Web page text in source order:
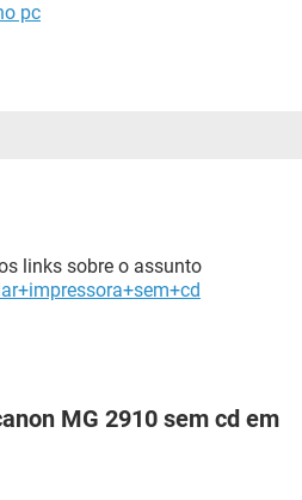
pc
links sobre o assunto
MG 2910 sem cd em